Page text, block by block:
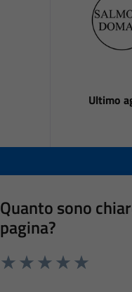
Ultimo
Quanto sono
pagina?